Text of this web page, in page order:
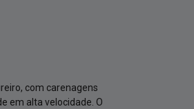
com carenagens
em alta velocidade. O